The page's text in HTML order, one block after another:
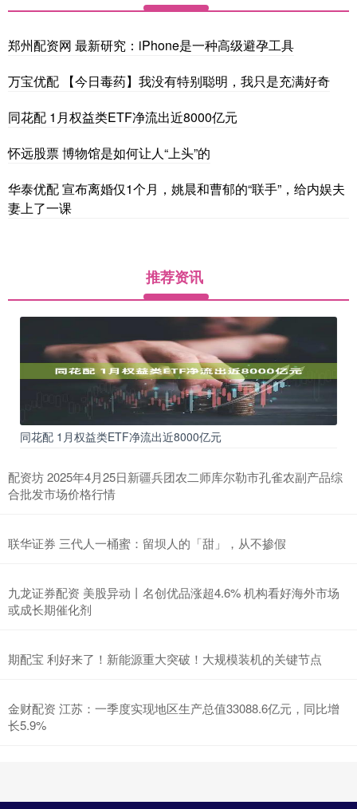
郑州配资网 最新研究：iPhone是一种高级避孕工具
万宝优配 【今日毒药】我没有特别聪明，我只是充满好奇
同花配 1月权益类ETF净流出近8000亿元
怀远股票 博物馆是如何让人“上头”的
华泰优配 宣布离婚仅1个月，姚晨和曹郁的“联手”，给内娱夫
妻上了一课
推荐资讯
同花配 1月权益类ETF净流出近8000亿元
配资坊 2025年4月25日新疆兵团农二师库尔勒市孔雀农副产品综
合批发市场价格行情
联华证券 三代人一桶蜜：留坝人的「甜」，从不掺假
九龙证券配资 美股异动丨名创优品涨超4.6% 机构看好海外市场
或成长期催化剂
期配宝 利好来了！新能源重大突破！大规模装机的关键节点
金财配资 江苏：一季度实现地区生产总值33088.6亿元，同比增
长5.9%